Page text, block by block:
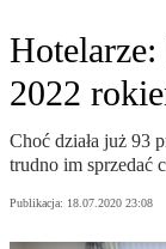
2022
Choć działa już 93
trudno im sprzedać
Publikacja: 18.07.2020 23:08